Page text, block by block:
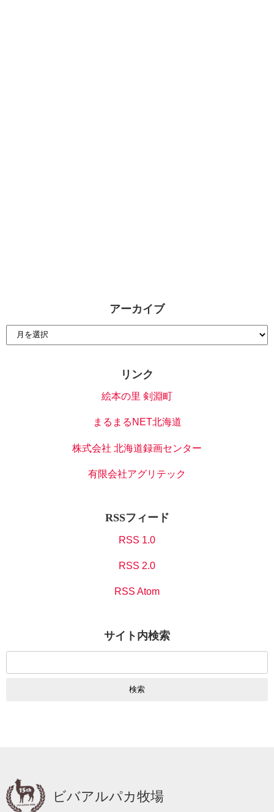
アーカイブ
リンク
絵本の里 剣淵町
まるまるNET北海道
株式会社 北海道録画センター
有限会社アグリテック
RSSフィード
RSS 1.0
RSS 2.0
RSS Atom
サイト内検索
ビバアルパカ牧場